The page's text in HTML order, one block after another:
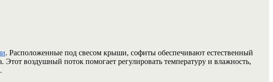
. Расположенные под свесом крыши, софиты обеспечивают естественный
воздушный поток помогает регулировать температуру и влажность,